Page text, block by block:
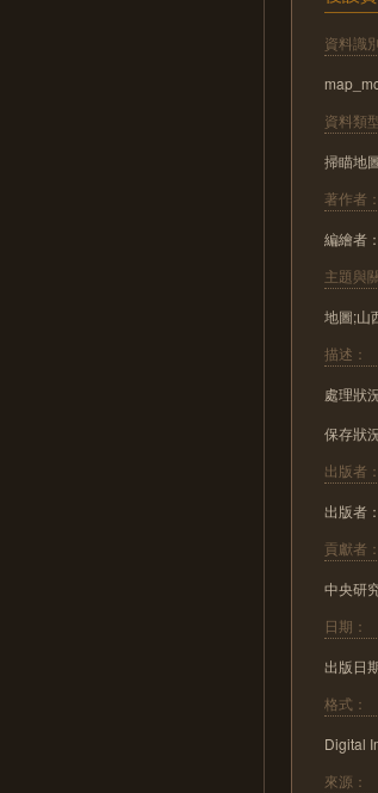
資料識
資料類
掃瞄地
著作者：
編繪者
主題與
地圖;山
描述：
處理狀
保存狀
出版者：
出版者
貢獻者：
中央研
日期：
出版日
格式：
Digital
來源：